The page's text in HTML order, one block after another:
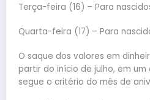
Terça-feira (16) – Para
Quarta-feira (17) – Para
O saque dos valores em
partir do início de julho, em
segue o critério do mês de